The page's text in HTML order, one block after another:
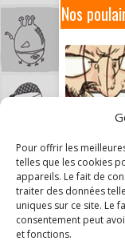
Pour offrir les
telles que les cookies
appareils. Le fait de
traiter des données
uniques sur ce site. Le
consentement peut
et fonctions.
Nos